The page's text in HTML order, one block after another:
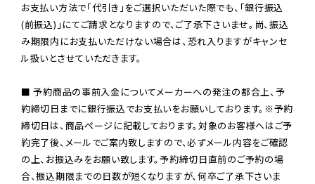
お支払い方法で「代引き」をご選択いただいた際でも、「銀行振込
(前振込)」にてご請求となりますので、ご了承下さいませ。尚、振込
み期限内にお支払いただけない場合は、恐れ入りますがキャンセ
ル扱いとさせていただきます。
■ 予約商品の事前入金についてメーカーへの発注の都合上、予
約締切日までに銀行振込でお支払いをお願いしております。※予約
締切日は、商品ページに記載しております。対象のお客様へはご予
約完了後、メールでご案内致しますので、必ずメール内容をご確認
の上、お振込みをお願い致します。予約締切日直前のご予約の場
合、振込期限までの日数が短くなりますが、何卒ご了承下さいま